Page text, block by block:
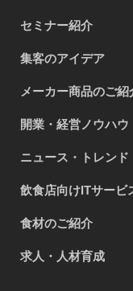
セミナー紹介
集客のアイデア
メーカー商品のご紹
開業・経営ノウハウ
ニュース・トレンド
飲食店向けITサービ
食材のご紹介
求人・人材育成